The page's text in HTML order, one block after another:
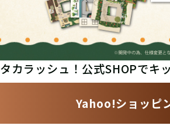
タカラッシュ！公式SHOPでキ
Yahoo!ショッピ